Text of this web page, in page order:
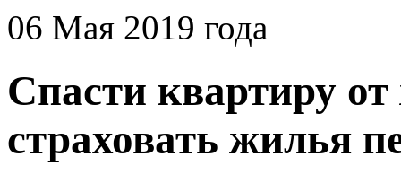
06 Мая 2019 года
Спасти квартиру
страховать жилья